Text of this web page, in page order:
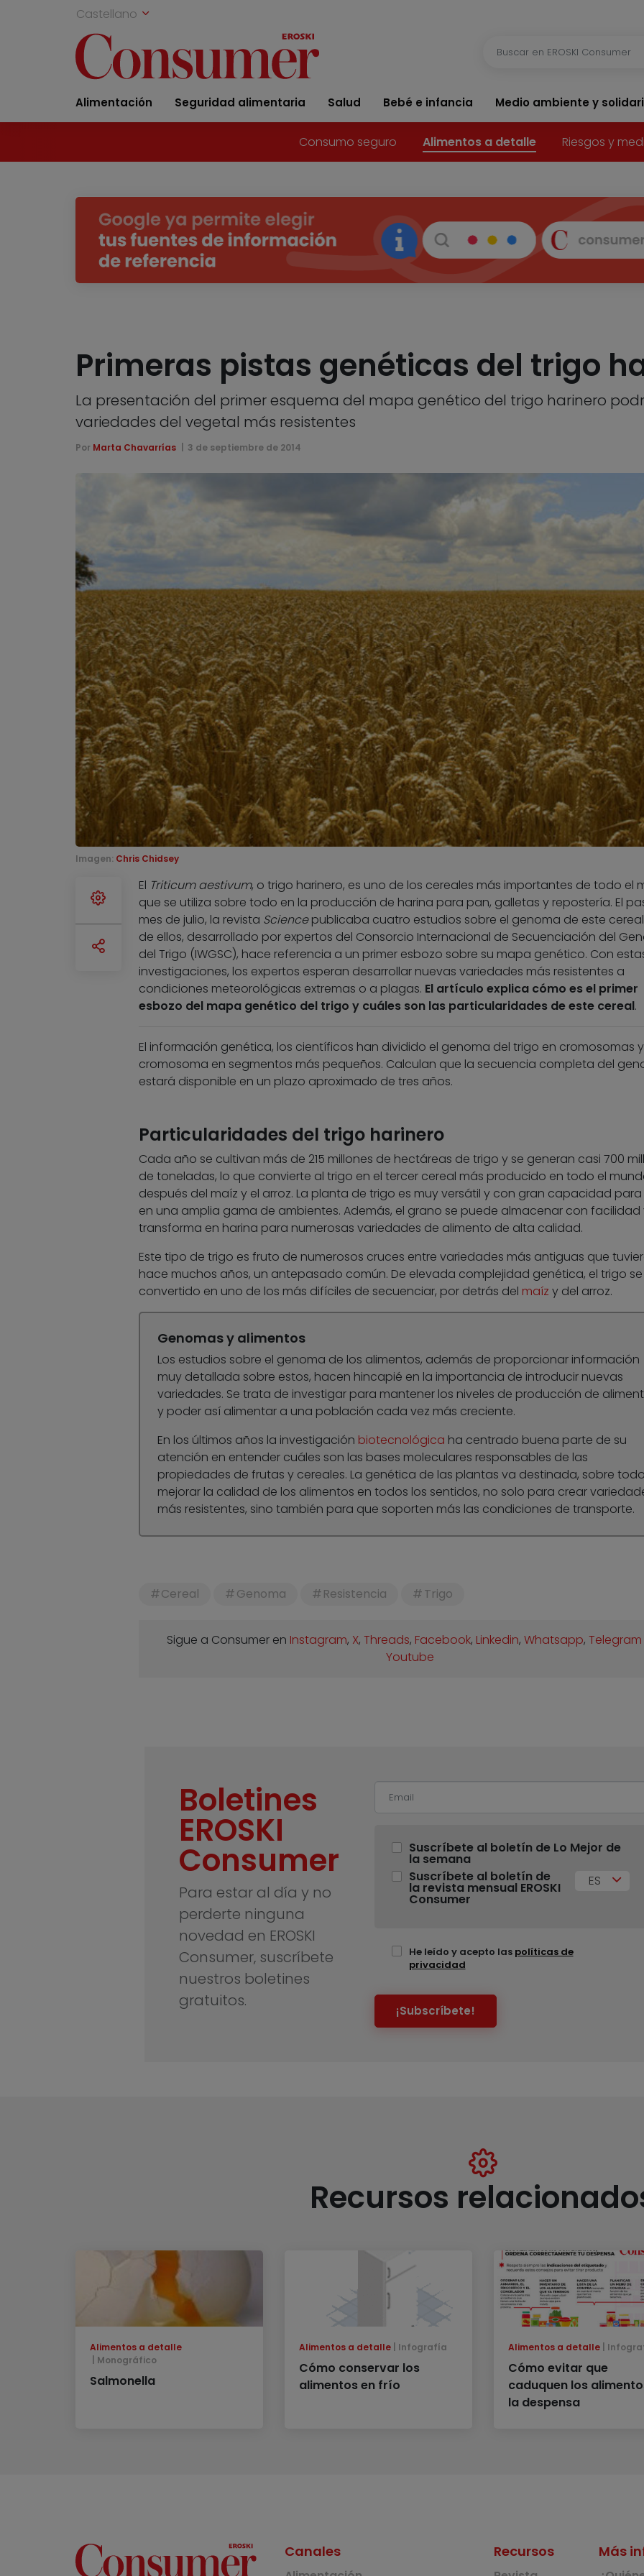
Castellano
Alimentación Seguridad alimentaria Salud Bebé e infancia Medio ambiente y
Consumo seguro Alimentos a detalle Riesgos y
Primeras pistas genéticas del trigo
La presentación del primer esquema del mapa genético del trigo harinero
variedades del vegetal más resistentes
Por Marta Chavarrías 3 de septiembre de 2014
Imagen: Chris Chidsey
El Triticum aestivum, o trigo harinero, es uno de los cereales más importantes de todo el
que se utiliza sobre todo en la producción de harina para pan, galletas y repostería. El
mes de julio, la revista Sciencepublicaba cuatro estudios sobre el genoma de este
de ellos, desarrollado por expertos del Consorcio Internacional de Secuenciación del
del Trigo (IWGSC), hace referencia a un primer esbozo sobre su mapa genético. Con
investigaciones, los expertos esperan desarrollar nuevas variedades más resistentes a
condiciones meteorológicas extremas o a plagas. El artículo explica cómo es el primer
esbozo del mapa genético del trigo y cuáles son las particularidades de este cereal.
El información genética, los científicos han dividido el genoma del trigo en cromosomas
cromosoma en segmentos más pequeños. Calculan que la secuencia completa del
estará disponible en un plazo aproximado de tres años.
Particularidades del trigo harinero
Cada año se cultivan más de 215 millones de hectáreas de trigo y se generan casi 700
de toneladas, lo que convierte al trigo en el tercer cereal más producido en todo el
después del maíz y el arroz. La planta de trigo es muy versátil y con gran capacidad
en una amplia gama de ambientes. Además, el grano se puede almacenar con facilidad
transforma en harina para numerosas variedades de alimento de alta calidad.
Este tipo de trigo es fruto de numerosos cruces entre variedades más antiguas que
hace muchos años, un antepasado común. De elevada complejidad genética, el trigo
convertido en uno de los más difíciles de secuenciar, por detrás del maíz y del arroz.
Genomas y alimentos
Los estudios sobre el genoma de los alimentos, además de proporcionar información
muy detallada sobre estos, hacen hincapié en la importancia de introducir nuevas
variedades. Se trata de investigar para mantener los niveles de producción de
y poder así alimentar a una población cada vez más creciente.
En los últimos años la investigación biotecnológica ha centrado buena parte de su
atención en entender cuáles son las bases moleculares responsables de las
propiedades de frutas y cereales. La genética de las plantas va destinada, sobre
mejorar la calidad de los alimentos en todos los sentidos, no solo para crear
más resistentes, sino también para que soporten más las condiciones de transporte.
Cereal Genoma Resistencia Trigo
Sigue a Consumer en Instagram, X,Threads, Facebook, Linkedin,Whatsapp,Telegram
Youtube
Boletines
EROSKI
Consumer
Para estar al día y no
perderte ninguna
novedad en EROSKI
Consumer, suscríbete
nuestros boletines
gratuitos.
Suscríbete al boletín de Lo Mejor de
la semana
Suscríbete al boletín de
la revista mensual EROSKI
Consumer
ES
He leído y acepto las políticas de
privacidad
¡Subscríbete!
Recursos
Alimentos a detalle
Monográfico
Salmonella
Alimentos a detalle Infografía
Cómo conservar los
alimentos en frío
Alimentos a detalle
Cómo evitar que
caduquen los
la despensa
Canales Recursos Más